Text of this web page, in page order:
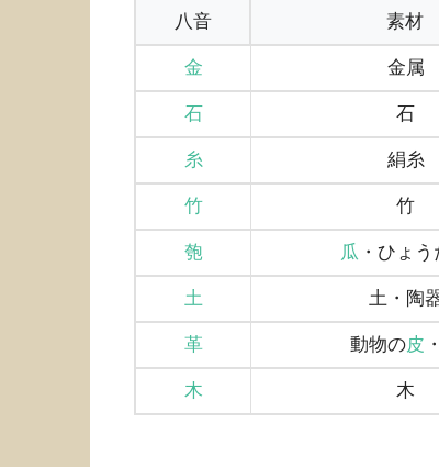
八音 素材
金 金属
石 石
糸 絹糸
竹 竹
匏 瓜 ・ひょ
土 土・陶
革 動物の皮
木 木